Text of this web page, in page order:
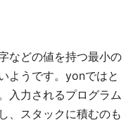
などの値を持つ最小の
ようです。yonではと
入力されるプログラム
、スタックに積むのも